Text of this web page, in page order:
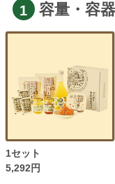
1 容量・容器
1セット
5,292円